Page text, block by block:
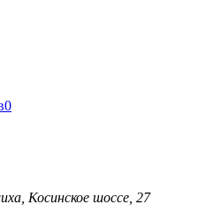
0
Косинское шоссе, 27